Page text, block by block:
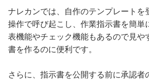
ナレカンでは、自作のテンプレートを
操作で呼び起こし、作業指示書を簡単
表機能やチェック機能もあるので見や
書を作るのに便利です。
さらに、指示書を公開する前に承認者